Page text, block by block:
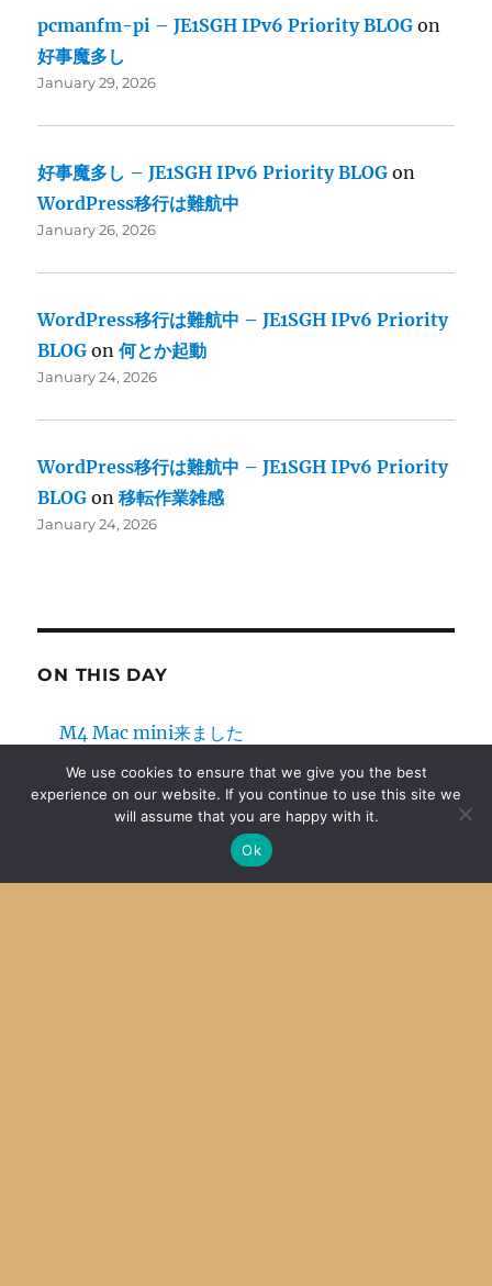
pcmanfm-pi – JE1SGH IPv6 Priority BLOG on
好事魔多し
January 29, 2026
好事魔多し – JE1SGH IPv6 Priority BLOG on
WordPress移行は難航中
January 26, 2026
WordPress移行は難航中 – JE1SGH IPv6 Priority
BLOG on何とか起動
January 24, 2026
WordPress移行は難航中 – JE1SGH IPv6 Priority
BLOG on移転作業雑感
January 24, 2026
ON THIS DAY
M4 Mac mini来ました
2025
micro HDMI プラグまさかの座屈
We use cookies to ensure that we give you the best
experience on our website. If you continue to use this site we
will assume that you are happy with it.
Ok